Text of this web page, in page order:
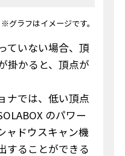
※グラフはイメージです。
ていない場合、頂
掛かると、頂点が
ナでは、低い頂点
のパワー
ャドウスキャン機
することができる